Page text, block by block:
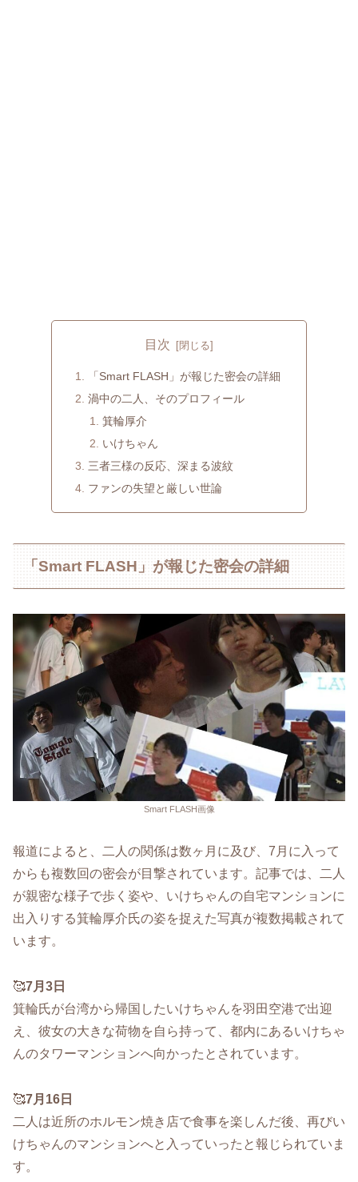
目次
「Smart FLASH」が報じた密会の詳細
渦中の二人、そのプロフィール
箕輪厚介
いけちゃん
三者三様の反応、深まる波紋
ファンの失望と厳しい世論
「Smart FLASH」が報じた密会の詳細
Smart FLASH画像
報道によると、二人の関係は数ヶ月に及び、7月に入って
からも複数回の密会が目撃されています。記事では、二人
が親密な様子で歩く姿や、いけちゃんの自宅マンションに
出入りする箕輪厚介氏の姿を捉えた写真が複数掲載されて
います。
🥰7月3日
箕輪氏が台湾から帰国したいけちゃんを羽田空港で出迎
え、彼女の大きな荷物を自ら持って、都内にあるいけちゃ
んのタワーマンションへ向かったとされています。
🥰7月16日
二人は近所のホルモン焼き店で食事を楽しんだ後、再びい
けちゃんのマンションへと入っていったと報じられていま
す。